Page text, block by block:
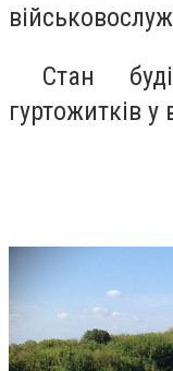
Стан
гуртожитків у